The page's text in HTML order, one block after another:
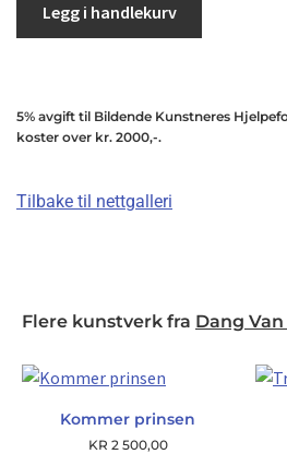
Legg i handlekurv
5% avgift til Bildende Kunstneres
koster over kr. 2000,-.
Tilbake til nettgalleri
Flere kunstverk fra Dang Van
Kommer prinsen
KR 2 500,00